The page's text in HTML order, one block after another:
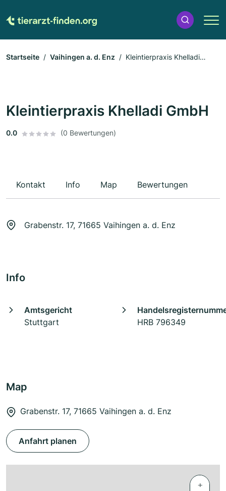
Startseite Vaihingen a. d. Enz
Kleintierpraxis Khelladi
Kleintierpraxis Khelladi GmbH
0.0 (0 Bewertungen)
Kontakt Info Map Bewertungen
Grabenstr. 17, 71665 Vaihingen a. d. Enz
Info
Amtsgericht
Stuttgart
HRB 796349
Map
Grabenstr. 17, 71665 Vaihingen a. d. Enz
Anfahrt planen
+